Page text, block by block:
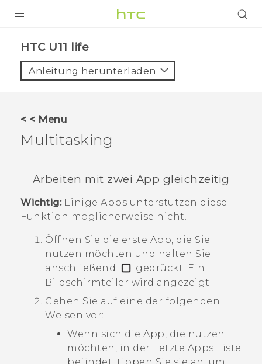
VIVE
UNTERSTÜTZUNG
HTC-Geräte und Zubehör
Anmelden
HTC U11 life‎
Anleitung herunterladen
< < Menu
Multitasking
Arbeiten mit zwei App gleichzeitig
Wichtig:Einige Apps unterstützen diese
Funktion möglicherweise nicht.
Öffnen Sie die erste App, die Sie
nutzen möchten und halten Sie
anschließend
gedrückt. Ein
Bildschirmteiler wird angezeigt.
Gehen Sie auf eine der folgenden
Weisen vor:
Wenn sich die App, die nutzen
möchten, in der Letzte Apps Liste